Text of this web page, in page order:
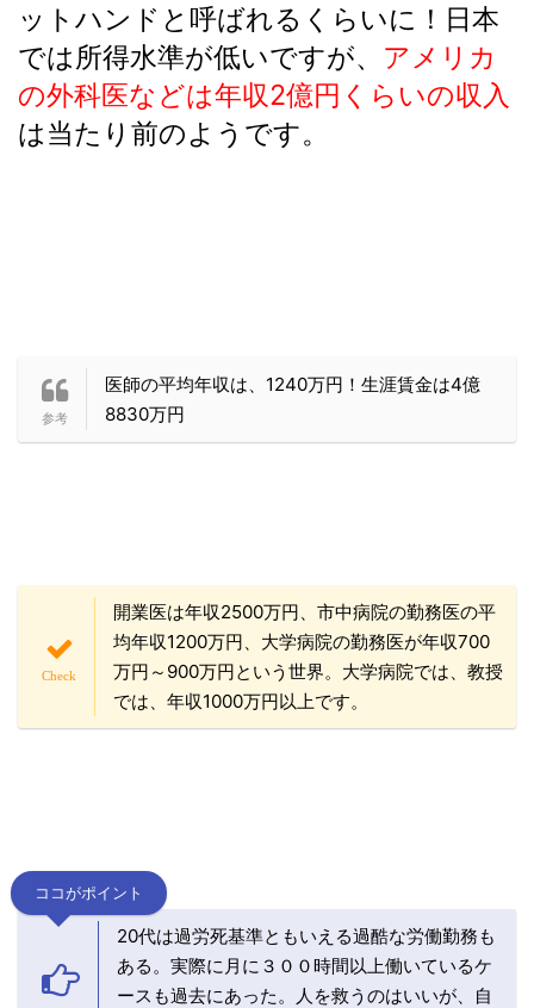
ットハンドと呼ばれるくらいに！日本
では所得水準が低いですが、 アメリカ
の外科医などは年収2億円くらいの収入
は当たり前のようです。
医師の平均年収は、1240万円！生涯賃金は4億
8830万円
開業医は年収2500万円、市中病院の勤務医の平
均年収1200万円、大学病院の勤務医が年収700
万円～900万円という世界。大学病院では、教授
では、年収1000万円以上です。
ココがポイント
20代は過労死基準ともいえる過酷な労働勤務も
ある。実際に月に３００時間以上働いているケ
ースも過去にあった。人を救うのはいいが、自